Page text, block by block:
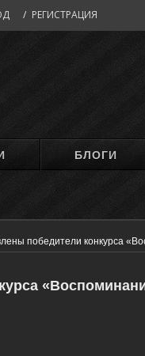
/ РЕГИСТРАЦИЯ
БЛОГИ
победители конкурса